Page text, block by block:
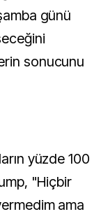
günü
sonucunu
yüzde 100
"Hiçbir
ama